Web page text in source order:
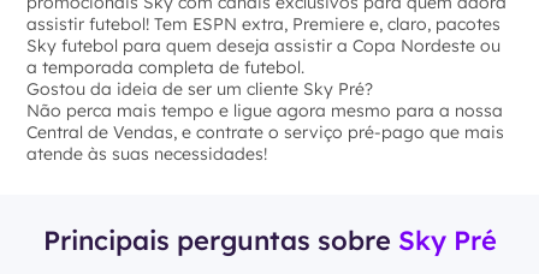
assistir futebol! Tem ESPN extra, Premiere e, claro, pacotes
Sky futebol para quem deseja assistir a Copa Nordeste ou
a temporada completa de futebol.
Gostou da ideia de ser um cliente Sky Pré?
Não perca mais tempo e ligue agora mesmo para a nossa
Central de Vendas, e contrate o serviço pré-pago que mais
atende às suas necessidades!
Principais perguntas sobre Sky Pré